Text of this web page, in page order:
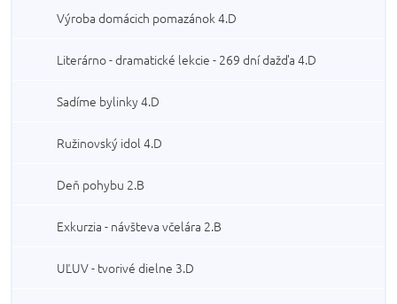
Výroba domácich pomazánok 4.D
Literárno - dramatické lekcie - 269 dní dažďa 4.D
Sadíme bylinky 4.D
Ružinovský idol 4.D
Deň pohybu 2.B
Exkurzia - návšteva včelára 2.B
UĽUV - tvorivé dielne 3.D